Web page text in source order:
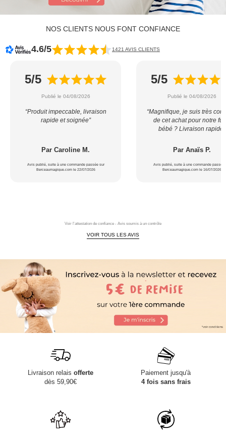
NOS CLIENTS NOUS FONT CONFIANCE
4.6/5 1421 AVIS CLIENTS
5/5
Publié le 04/08/2026
“Produit impeccable, livraison
rapide et soignée”
Par Caroline M.
Avis publié, suite à une commande passée sur
Berceaumagique.com le 22/07/2026
5/5
Publié le 04/08/2026
“Magnifique, je suis très
de cet achat pour notre
bébé ? Livraison rapide”
Par Anaïs P.
Avis publié, suite à une commande passée
Berceaumagique.com le 16/07/2026
Voir l'attestation de confiance - Avis soumis à un contrôle
VOIR TOUS LES AVIS
Livraison relais offerte
dès 59,90€
Paiement jusqu'à
4 fois sans frais